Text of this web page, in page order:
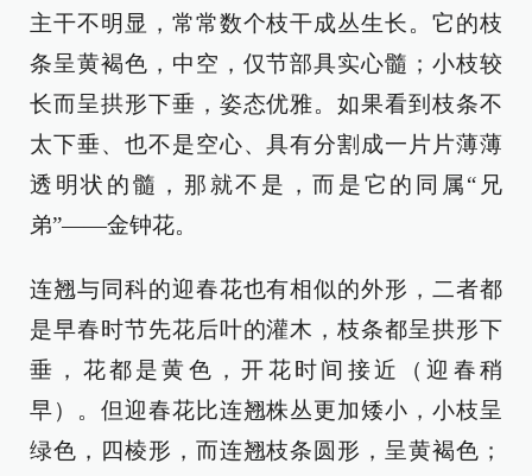
主干不明显，常常数个枝干成丛生长。它的枝
条呈黄褐色，中空，仅节部具实心髓；小枝较
长而呈拱形下垂，姿态优雅。如果看到枝条不
太下垂、也不是空心、具有分割成一片片薄薄
透明状的髓，那就不是，而是它的同属“兄
弟”——金钟花。
连翘与同科的迎春花也有相似的外形，二者都
是早春时节先花后叶的灌木，枝条都呈拱形下
垂，花都是黄色，开花时间接近（迎春稍
早）。但迎春花比连翘株丛更加矮小，小枝呈
绿色，四棱形，而连翘枝条圆形，呈黄褐色；